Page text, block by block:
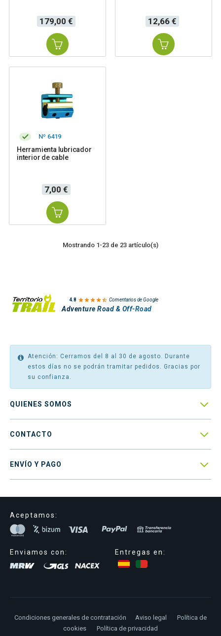
Precio
179,00 € Precio
12,66 €
Nº 6419
Herramienta lubricador
interior de cable
Precio
7,00 €
Mostrando 1-23 de 23 artículo(s)
4.8  Comentarios de Google
Adventure Road & Off-Road
Atención: Cerramos del 8 al 30 de agosto. Durante
estos días no se podrán tramitar pedidos. Gracias por
su confianza.
QUIENES SOMOS 
CONTACTO 
ENVÍO Y PAGO 
Aceptamos:
Enviamos con: Entregas en:
Condiciones generales de contratación Aviso legal
Política de
cookies
Política de privacidad